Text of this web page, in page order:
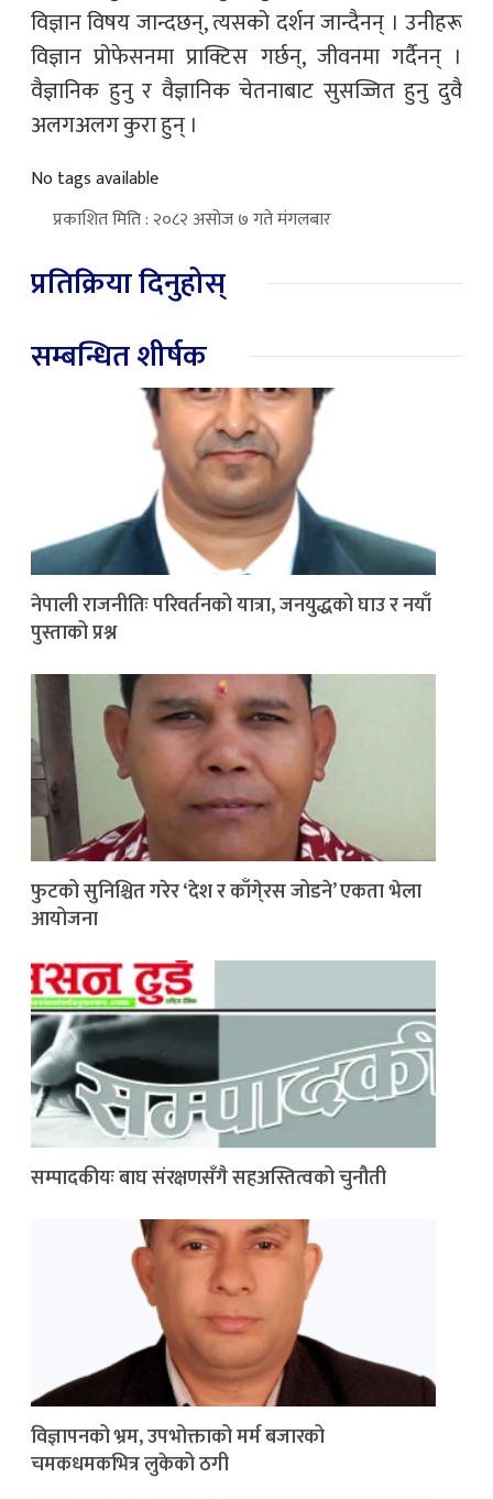
विज्ञान विषय जान्दछन्, त्यसको दर्शन जान्दैनन् । उनीहरू
विज्ञान प्रोफेसनमा प्राक्टिस गर्छन्, जीवनमा गर्दैनन् ।
वैज्ञानिक हुनु र वैज्ञानिक चेतनाबाट सुसज्जित हुनु दुवै
अलगअलग कुरा हुन् ।
No tags available
प्रकाशित मिति : २०८२ असोज ७ गते मंगलबार
प्रतिक्रिया दिनुहोस्
सम्बन्धित शीर्षक
नेपाली राजनीतिः परिवर्तनको यात्रा, जनयुद्धको घाउ र नयाँ
पुस्ताको प्रश्न
फुटको सुनिश्चित गरेर ‘देश र काँगे्रस जोडने’ एकता भेला
आयोजना
सम्पादकीयः बाघ संरक्षणसँगै सहअस्तित्वको चुनौती
विज्ञापनको भ्रम, उपभोक्ताको मर्म बजारको
चमकधमकभित्र लुकेको ठगी